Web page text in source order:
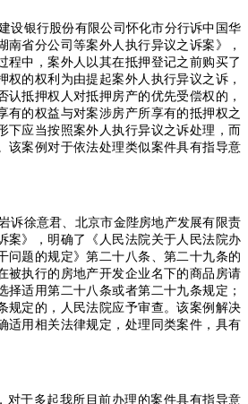
设银行股份有限公司怀化市分行诉中国华
南省分公司等案外人执行异议之诉案》，
程中，案外人以其在抵押登记之前购买了
权的权利为由提起案外人执行异议之诉，
认抵押权人对抵押房产的优先受偿权的，
有的权益与对案涉房产所享有的抵押权之
下应当按照案外人执行异议之诉处理，而
该案例对于依法处理类似案件具有指导意
诉徐意君、北京市金陛房地产发展有限责
案》，明确了《人民法院关于人民法院办
问题的规定》第二十八条、第二十九条的
被执行的房地产开发企业名下的商品房请
择适用第二十八条或者第二十九条规定；
规定的，人民法院应予审查。该案例解决
适用相关法律规定，处理同类案件，具有
于多起我所目前办理的案件具有指导意